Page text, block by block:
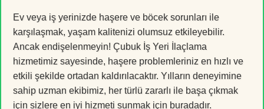
Ev veya iş yerinizde haşere ve böcek sorunları ile
karşılaşmak, yaşam kalitenizi olumsuz etkileyebilir.
Ancak endişelenmeyin! Çubuk İş Yeri İlaçlama
hizmetimiz sayesinde, haşere problemleriniz en hızlı ve
etkili şekilde ortadan kaldırılacaktır. Yılların deneyimine
sahip uzman ekibimiz, her türlü zararlı ile başa çıkmak
için sizlere en iyi hizmeti sunmak için buradadır.